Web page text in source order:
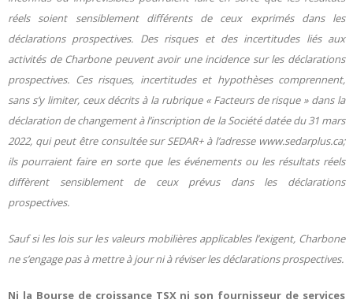
réels soient sensiblement différents de ceux exprimés dans les
déclarations prospectives. Des risques et des incertitudes liés aux
activités de Charbone peuvent avoir une incidence sur les déclarations
prospectives. Ces risques, incertitudes et hypothèses comprennent,
sans s’y limiter, ceux décrits à la rubrique « Facteurs de risque » dans la
déclaration de changement à l’inscription de la Société datée du 31 mars
2022, qui peut être consultée sur SEDAR+ à l’adresse www.sedarplus.ca;
ils pourraient faire en sorte que les événements ou les résultats réels
diffèrent sensiblement de ceux prévus dans les déclarations
prospectives.
Sauf si les lois sur les valeurs mobilières applicables l’exigent, Charbone
ne s’engage pas à mettre à jour ni à réviser les déclarations prospectives.
Ni la Bourse de croissance TSX ni son fournisseur de services